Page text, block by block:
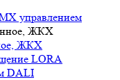
управлением
ЖКХ
LORA
DALI